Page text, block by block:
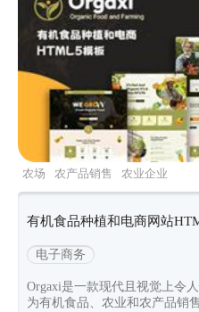
农场 农产品销售
农业企业
有机食品种植和电商网站
电子商务
Orgaxi是一款现代且视觉上令
为有机食品、农业和农产品销